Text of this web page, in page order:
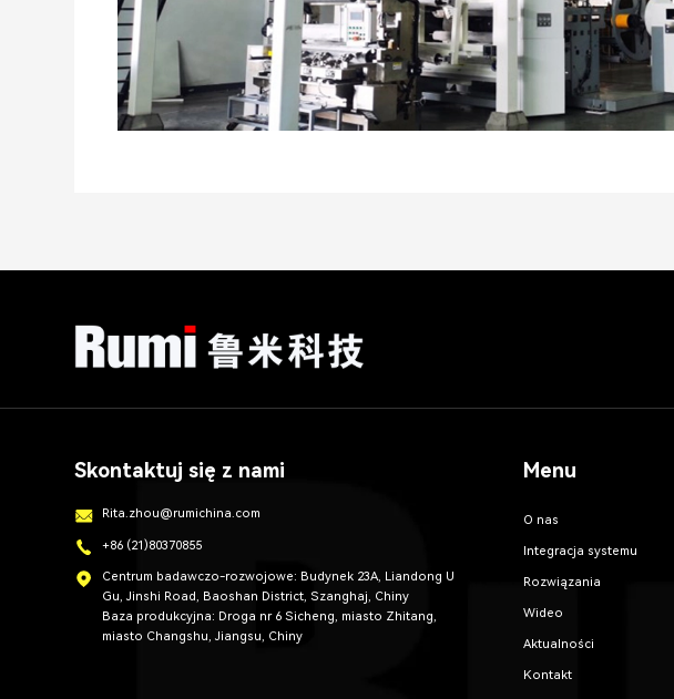
Skontaktuj się z nami
Rita.zhou@rumichina.com
+86 (21)80370855
Centrum badawczo-rozwojowe: Budynek 23A, Liandong U
Gu, Jinshi Road, Baoshan District, Szanghaj, Chiny
Baza produkcyjna: Droga nr 6 Sicheng, miasto Zhitang,
miasto Changshu, Jiangsu, Chiny
Menu
O nas
Integracja systemu
Rozwiązania
Wideo
Aktualności
Kontakt